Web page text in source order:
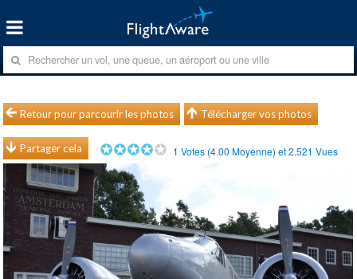
Retour pour parcourir les photos Télécharger vos photos
Partager cela 1 Votes (4.00 Moyenne) et2.521 Vues